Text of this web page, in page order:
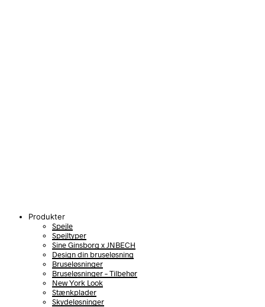
Produkter
Spejle
Spejltyper
Sine Ginsborg x JNBECH
Design din bruseløsning
Bruseløsninger
Bruseløsninger – Tilbehør
New York Look
Stænkplader
Skydeløsninger